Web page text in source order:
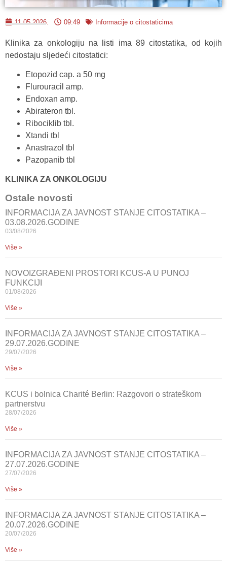
11.05.2026. 09:49 Informacije o citostaticima
Klinika za onkologiju na listi ima 89 citostatika, od kojih
nedostaju sljedeći citostatici:
Etopozid cap. a 50 mg
Flurouracil amp.
Endoxan amp.
Abirateron tbl.
Ribociklib tbl.
Xtandi tbl
Anastrazol tbl
Pazopanib tbl
KLINIKA ZA ONKOLOGIJU
Ostale novosti
INFORMACIJA ZA JAVNOST STANJE CITOSTATIKA –
03.08.2026.GODINE
03/08/2026
Više »
NOVOIZGRAĐENI PROSTORI KCUS-A U PUNOJ
FUNKCIJI
01/08/2026
Više »
INFORMACIJA ZA JAVNOST STANJE CITOSTATIKA –
29.07.2026.GODINE
29/07/2026
Više »
KCUS i bolnica Charité Berlin: Razgovori o strateškom
partnerstvu
28/07/2026
Više »
INFORMACIJA ZA JAVNOST STANJE CITOSTATIKA –
27.07.2026.GODINE
27/07/2026
Više »
INFORMACIJA ZA JAVNOST STANJE CITOSTATIKA –
20.07.2026.GODINE
20/07/2026
Više »